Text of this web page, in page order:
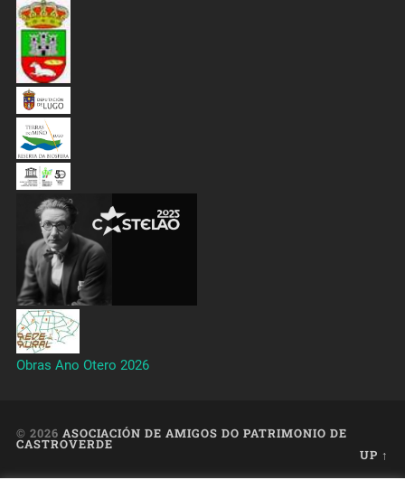
Obras Ano Otero 2026
© 2026 ASOCIACIÓN DE AMIGOS DO PATRIMONIO DE
CASTROVERDE
UP ↑